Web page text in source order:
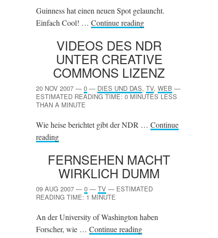
Guinness hat einen neuen Spot gelauncht.
Einfach Cool! … Continue reading
VIDEOS DES NDR
UNTER CREATIVE
COMMONS LIZENZ
20 NOV 2007 — 0 — DIES UND DAS, TV, WEB —
ESTIMATED READING TIME: 0 MINUTES LESS
THAN A MINUTE
Wie heise berichtet gibt der NDR … Continue
reading
FERNSEHEN MACHT
WIRKLICH DUMM
09 AUG 2007 — 0 — TV — ESTIMATED
READING TIME: 1 MINUTE
An der University of Washington haben
Forscher, wie … Continue reading